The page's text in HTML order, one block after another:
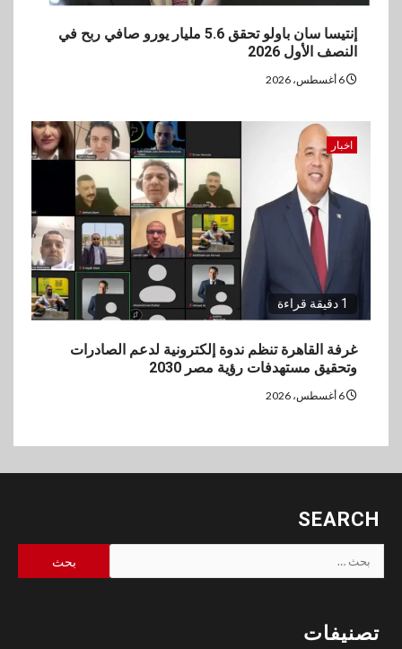
إنتيسا سان باولو تحقق 5.6 مليار يورو صافي ربح في
النصف الأول 2026
اخبار
1 دقيقة قراءة
غرفة القاهرة تنظم ندوة إلكترونية لدعم الصادرات
وتحقيق مستهدفات رؤية مصر 2030
SEARCH
البحث
عن:
تصنيفات